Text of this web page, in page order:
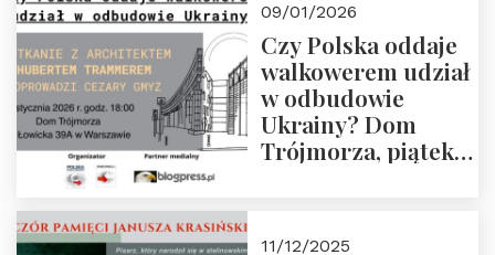
godz. 18:00.
Zapraszamy!
09/01/2026
Czy Polska oddaje
walkowerem udział
w odbudowie
Ukrainy? Dom
Trójmorza, piątek
11/12/2025